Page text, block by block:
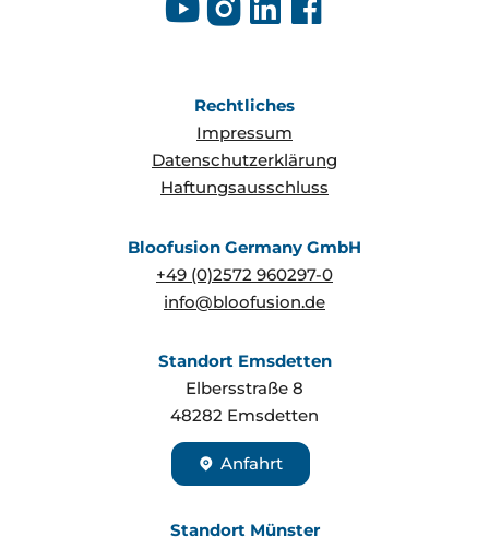
Rechtliches
Impressum
Datenschutzerklärung
Haftungsausschluss
Bloofusion Germany GmbH
+49 (0)2572 960297-0
info@bloofusion.de
Standort Emsdetten
Elbersstraße 8
48282 Emsdetten
Anfahrt
Standort Münster